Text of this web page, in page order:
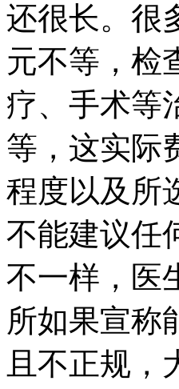
还很长。很
元不等，检
疗、手术等
等，这实际
程度以及所
不能建议任
不一样，医
所如果宣称
且不正规